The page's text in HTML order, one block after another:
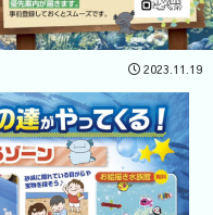
開催企業向
2023.11.19